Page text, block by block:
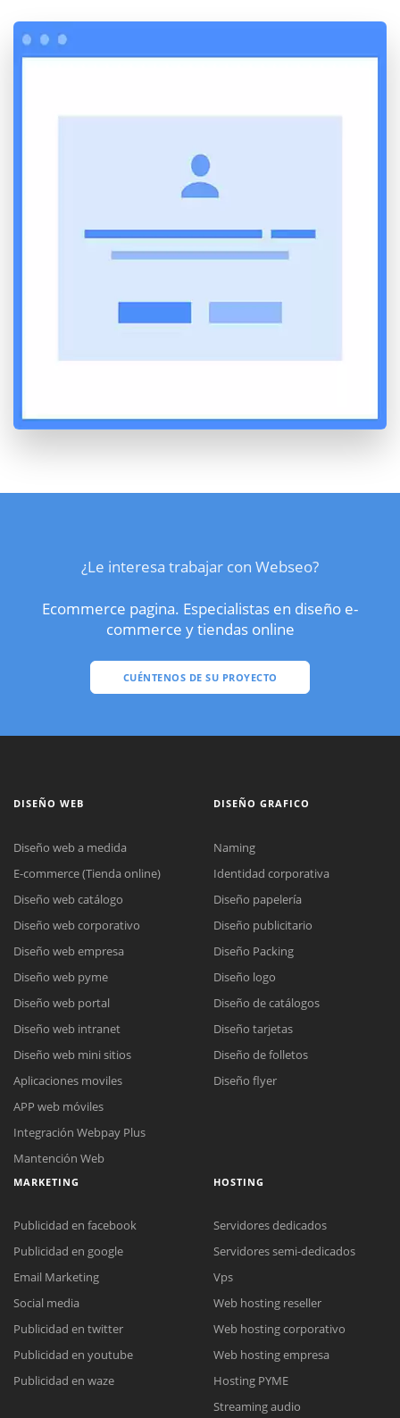
¿Le interesa trabajar con Webseo?
Ecommerce pagina. Especialistas en diseño e-
commerce y tiendas online
CUÉNTENOS DE SU PROYECTO
Reunión online
Meet para la reunión online.
Cotización
Chat Online
Todos nuestros ejecutivos están fuera de línea. Complete el formulario
DISEÑO WEB
Diseño web a medida
E-commerce (Tienda online)
Diseño web catálogo
Diseño web corporativo
Diseño web empresa
Diseño web pyme
Diseño web portal
Diseño web intranet
Diseño web mini sitios
Aplicaciones moviles
APP web móviles
Integración Webpay Plus
Mantención Web
DISEÑO GRAFICO
Naming
Identidad corporativa
Diseño papelería
Diseño publicitario
Diseño Packing
Diseño logo
Diseño de catálogos
Diseño tarjetas
Diseño de folletos
Diseño flyer
MARKETING
Publicidad en facebook
Publicidad en google
Email Marketing
Social media
Publicidad en twitter
Publicidad en youtube
Publicidad en waze
HOSTING
Servidores dedicados
Servidores semi-dedicados
Vps
Web hosting reseller
Web hosting corporativo
Web hosting empresa
Hosting PYME
Streaming audio